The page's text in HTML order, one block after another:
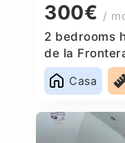
300€ /
2 bedrooms
de la
Casa